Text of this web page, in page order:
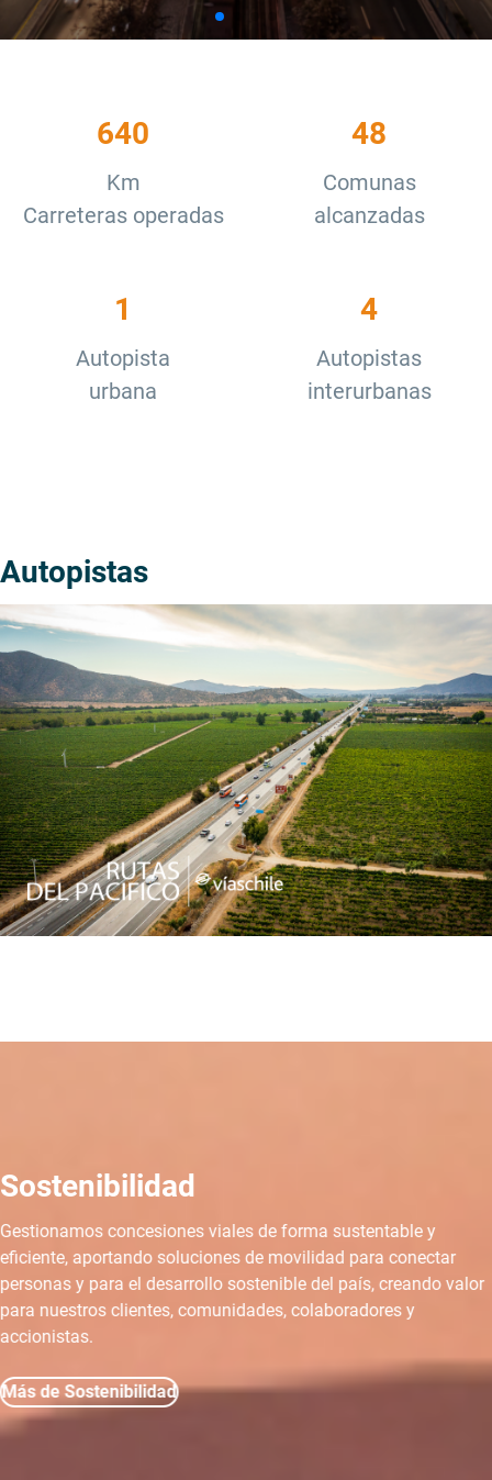
640
Km
Carreteras operadas
48
Comunas
alcanzadas
1
Autopista
urbana
4
Autopistas
interurbanas
Autopistas
Sostenibilidad
Gestionamos concesiones viales de forma sustentable y
eficiente, aportando soluciones de movilidad para conectar
personas y para el desarrollo sostenible del país, creando valor
para nuestros clientes, comunidades, colaboradores y
accionistas.
Más de Sostenibilidad